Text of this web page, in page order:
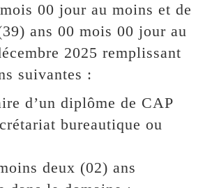
00 jour au moins et de
ans 00 mois 00 jour au
2025 remplissant
suivantes :
d’un diplôme de CAP
bureautique ou
deux (02) ans